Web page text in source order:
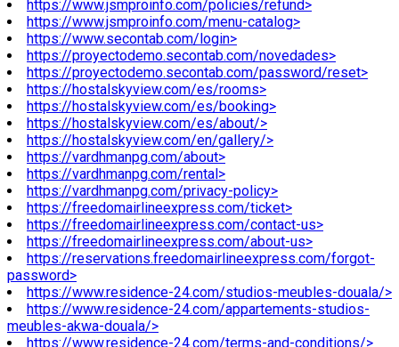
https://www.jsmproinfo.com/policies/refund>
https://www.jsmproinfo.com/menu-catalog>
https://www.secontab.com/login>
https://proyectodemo.secontab.com/novedades>
https://proyectodemo.secontab.com/password/reset>
https://hostalskyview.com/es/rooms>
https://hostalskyview.com/es/booking>
https://hostalskyview.com/es/about/>
https://hostalskyview.com/en/gallery/>
https://vardhmanpg.com/about>
https://vardhmanpg.com/rental>
https://vardhmanpg.com/privacy-policy>
https://freedomairlineexpress.com/ticket>
https://freedomairlineexpress.com/contact-us>
https://freedomairlineexpress.com/about-us>
https://reservations.freedomairlineexpress.com/forgot-
password>
https://www.residence-24.com/studios-meubles-douala/>
https://www.residence-24.com/appartements-studios-
meubles-akwa-douala/>
https://www.residence-24.com/terms-and-conditions/>